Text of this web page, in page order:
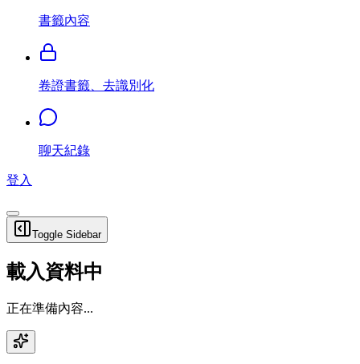
書籤內容
卷證書籤、去識別化
聊天紀錄
登入
Toggle Sidebar
載入資料中
正在準備內容...